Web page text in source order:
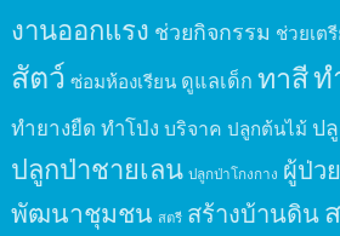
งานออกแรง ช่วยกิจกรรม ช่วยเต
สัตว์ ซ่อมห้องเรียน ดูแลเด็ก ทาสีท
ทำยางยืด ทำโป่ง บริจาค ปลูกต้นไม้ ป
ปลูกป่าชายเลน ปลูกป่าโกงกาง ผู้ป่วย
พัฒนาชุมชน สตรี สร้างบ้านดิน